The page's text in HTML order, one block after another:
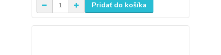
Pridať do košíka